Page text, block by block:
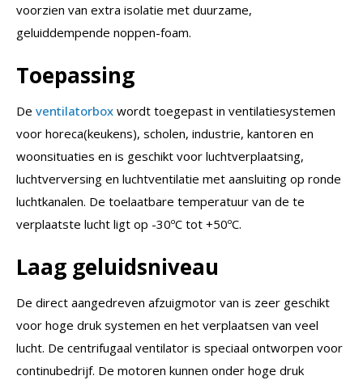
voorzien van extra isolatie met duurzame,
geluiddempende noppen-foam.
Toepassing
De ventilatorbox wordt toegepast in ventilatiesystemen
voor horeca(keukens), scholen, industrie, kantoren en
woonsituaties en is geschikt voor luchtverplaatsing,
luchtverversing en luchtventilatie met aansluiting op ronde
luchtkanalen. De toelaatbare temperatuur van de te
verplaatste lucht ligt op -30ºC tot +50ºC.
Laag geluidsniveau
De direct aangedreven afzuigmotor van is zeer geschikt
voor hoge druk systemen en het verplaatsen van veel
lucht. De centrifugaal ventilator is speciaal ontworpen voor
continubedrijf. De motoren kunnen onder hoge druk